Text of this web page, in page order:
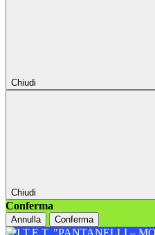
Chiudi
Chiudi
Conferma
Annulla Conferma